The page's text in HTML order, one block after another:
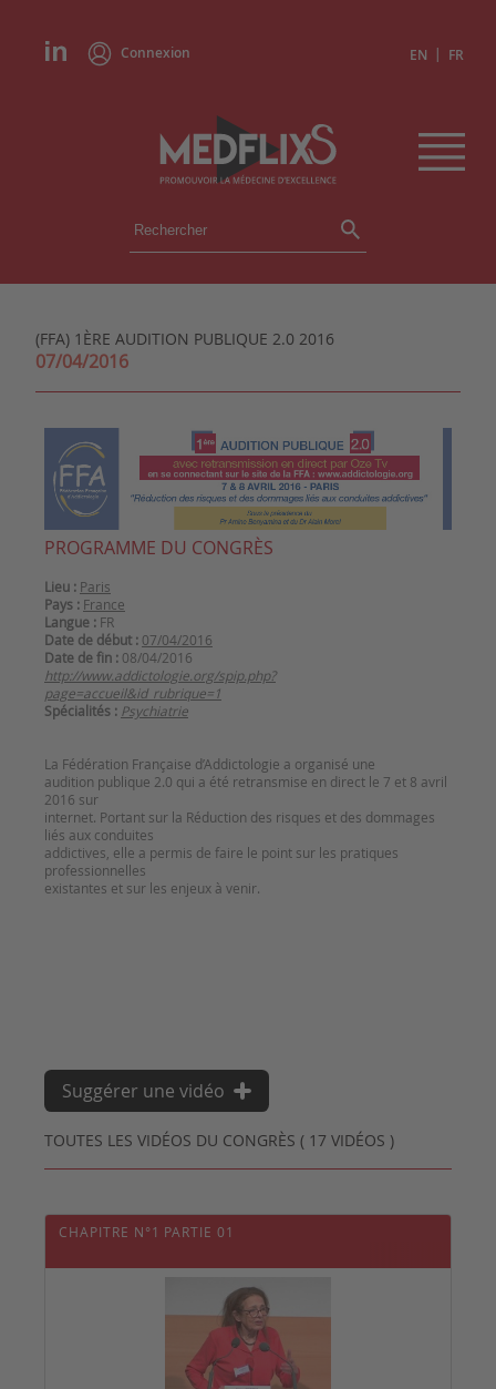
Connexion EN | FR
ÉVÉNEMENTS
INSTITUTIONS
EXPERTS
REVUES DE PRESSE
CONGRÈS EN RÉSUMÉ
(FFA) 1ÈRE AUDITION PUBLIQUE 2.0 2016
07/04/2016
PROGRAMME DU CONGRÈS
Lieu : Paris
Pays : France
Langue : FR
Date de début : 07/04/2016
Date de fin : 08/04/2016
http://www.addictologie.org/spip.php?
page=accueil&id_rubrique=1
Spécialités : Psychiatrie
La Fédération Française d’Addictologie a organisé une
audition publique 2.0 qui a été retransmise en direct le 7 et 8 avril
2016 sur
internet. Portant sur la Réduction des risques et des dommages
liés aux conduites
addictives, elle a permis de faire le point sur les pratiques
professionnelles
existantes et sur les enjeux à venir.
TOUTES LES VIDÉOS DU CONGRÈS ( 17 VIDÉOS )
Suggérer une vidéo
CHAPITRE N°1 PARTIE 01